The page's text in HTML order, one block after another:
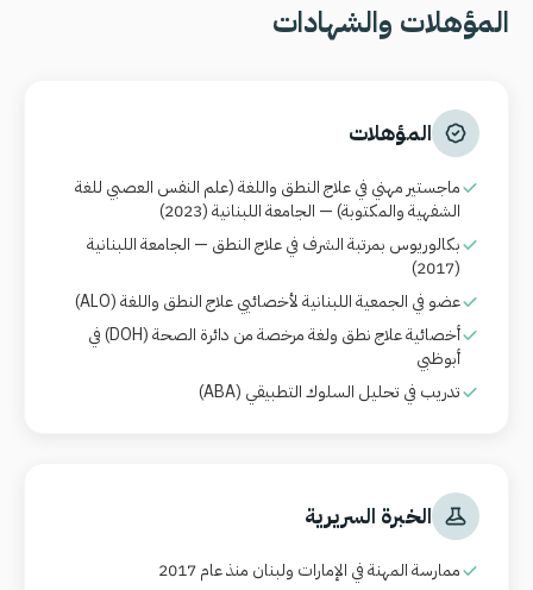
المؤهلات والشهادات
المؤهلات
ماجستير مهني في علاج النطق واللغة (علم النفس العصبي للغة
الشفهية والمكتوبة) — الجامعة اللبنانية (2023)
بكالوريوس بمرتبة الشرف في علاج النطق — الجامعة اللبنانية
(2017)
عضو في الجمعية اللبنانية لأخصائيي علاج النطق واللغة(ALO)
أخصائية علاج نطق ولغة مرخصة من دائرة الصحة(DOH)في
أبوظبي
تدريب في تحليل السلوك التطبيقي (ABA)
الخبرة السريرية
ممارسة المهنة في الإمارات ولبنان منذ عام 2017